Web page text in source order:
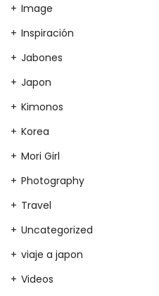
Image
Inspiración
Jabones
Japon
Kimonos
Korea
Mori Girl
Photography
Travel
Uncategorized
viaje a japon
Videos